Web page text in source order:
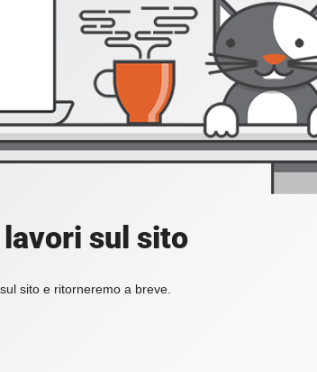
sul sito
sito e ritorneremo a breve.